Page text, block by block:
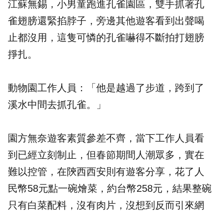
江蘇無錫，小男童跑進孔雀園區，雙手抓著孔
雀翅膀還緊掐脖子，旁邊其他遊客看到出聲喝
止都沒用，這隻可憐的孔雀嚇得不斷拍打翅膀
掙扎。
動物園工作人員：「他是越過了步道，跨到了
溪水中間去抓孔雀。」
園方無奈遊客素質參差不齊，當下工作人員看
到已經立刻制止，但春節期間人潮眾多，實在
難以控管，在陝西西安則有遊客分享，花了人
民幣58元點一碗燴菜，約台幣258元，結果整碗
只有白菜配料，沒有肉片，沒想到反而引來網